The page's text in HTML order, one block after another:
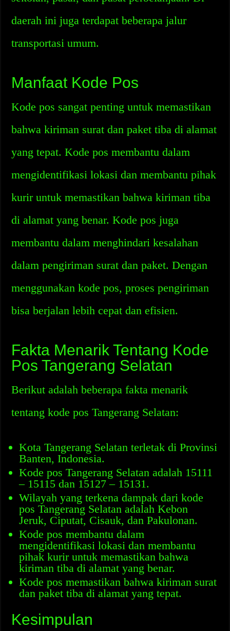
daerah ini juga terdapat beberapa jalur
transportasi umum.
Manfaat Kode Pos
Kode pos sangat penting untuk memastikan
bahwa kiriman surat dan paket tiba di alamat
yang tepat. Kode pos membantu dalam
mengidentifikasi lokasi dan membantu pihak
kurir untuk memastikan bahwa kiriman tiba
di alamat yang benar. Kode pos juga
membantu dalam menghindari kesalahan
dalam pengiriman surat dan paket. Dengan
menggunakan kode pos, proses pengiriman
bisa berjalan lebih cepat dan efisien.
Fakta Menarik Tentang Kode
Pos Tangerang Selatan
Berikut adalah beberapa fakta menarik
tentang kode pos Tangerang Selatan:
Kota Tangerang Selatan terletak di Provinsi
Banten, Indonesia.
Kode pos Tangerang Selatan adalah 15111
– 15115 dan 15127 – 15131.
Wilayah yang terkena dampak dari kode
pos Tangerang Selatan adalah Kebon
Jeruk, Ciputat, Cisauk, dan Pakulonan.
Kode pos membantu dalam
mengidentifikasi lokasi dan membantu
pihak kurir untuk memastikan bahwa
kiriman tiba di alamat yang benar.
Kode pos memastikan bahwa kiriman surat
dan paket tiba di alamat yang tepat.
Kesimpulan